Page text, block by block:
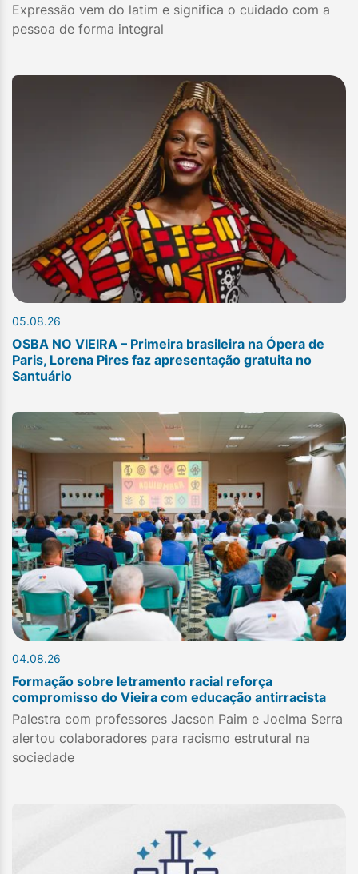
Expressão vem do latim e significa o cuidado com a
pessoa de forma integral
05.08.26
OSBA NO VIEIRA – Primeira brasileira na Ópera de
Paris, Lorena Pires faz apresentação gratuita no
Santuário
04.08.26
Formação sobre letramento racial reforça
compromisso do Vieira com educação antirracista
Palestra com professores Jacson Paim e Joelma Serra
alertou colaboradores para racismo estrutural na
sociedade